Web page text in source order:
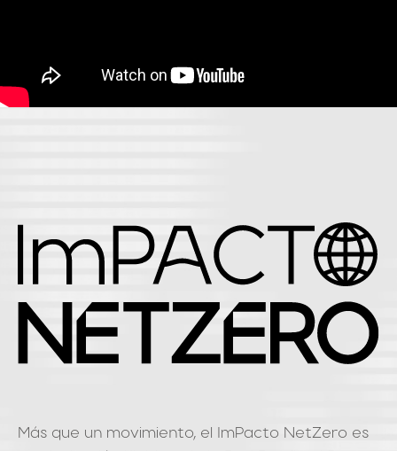
Más que un movimiento, el ImPacto NetZero es